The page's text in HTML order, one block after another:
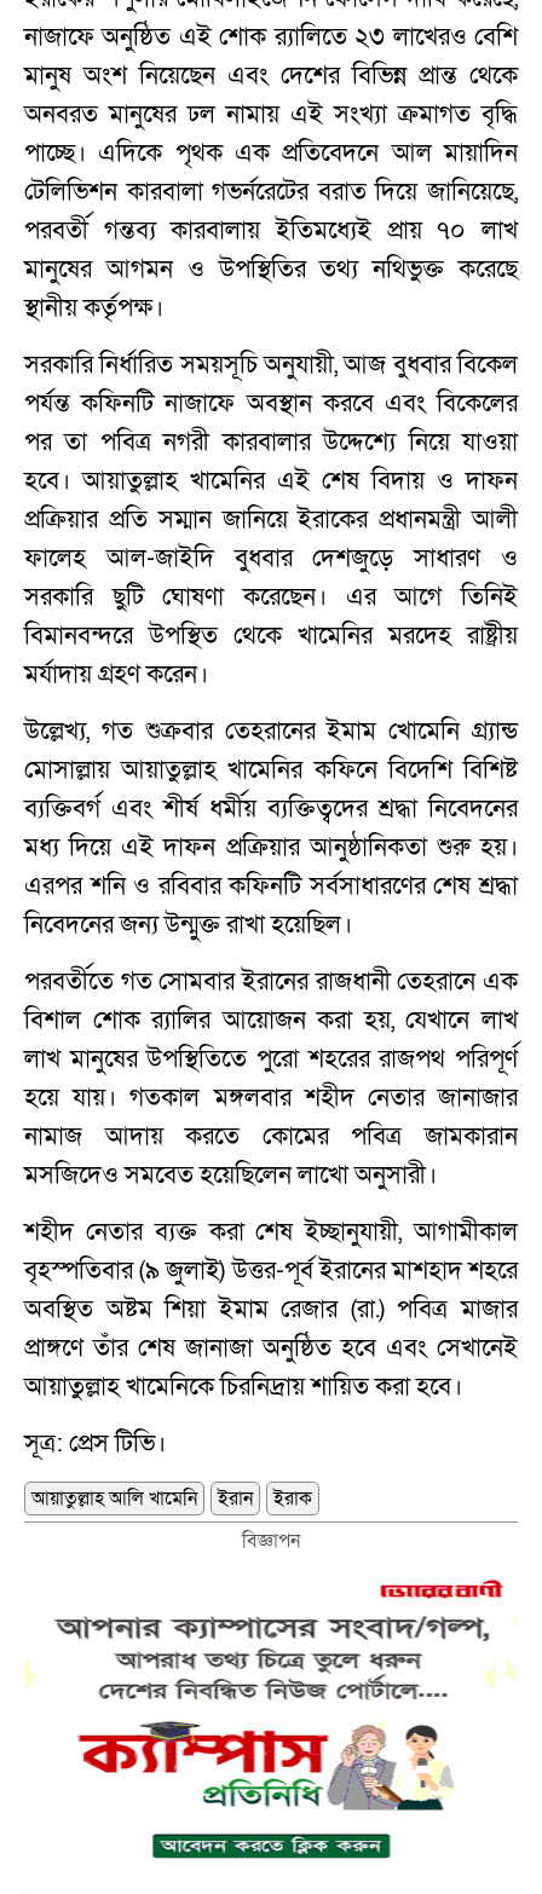
নাজাফে অনুষ্ঠিত এই শোক র‌্যালিতে ২৩ লাখেরও বেশি
মানুষ অংশ নিয়েছেন এবং দেশের বিভিন্ন প্রান্ত থেকে
অনবরত মানুষের ঢল নামায় এই সংখ্যা ক্রমাগত বৃদ্ধি
পাচ্ছে। এদিকে পৃথক এক প্রতিবেদনে আল মায়াদিন
টেলিভিশন কারবালা গভর্নরেটের বরাত দিয়ে জানিয়েছে,
পরবর্তী গন্তব্য কারবালায় ইতিমধ্যেই প্রায় ৭০ লাখ
মানুষের আগমন ও উপস্থিতির তথ্য নথিভুক্ত করেছে
স্থানীয় কর্তৃপক্ষ।
সরকারি নির্ধারিত সময়সূচি অনুযায়ী, আজ বুধবার বিকেল
পর্যন্ত কফিনটি নাজাফে অবস্থান করবে এবং বিকেলের
পর তা পবিত্র নগরী কারবালার উদ্দেশ্যে নিয়ে যাওয়া
হবে। আয়াতুল্লাহ খামেনির এই শেষ বিদায় ও দাফন
প্রক্রিয়ার প্রতি সম্মান জানিয়ে ইরাকের প্রধানমন্ত্রী আলী
ফালেহ আল-জাইদি বুধবার দেশজুড়ে সাধারণ ও
সরকারি ছুটি ঘোষণা করেছেন। এর আগে তিনিই
বিমানবন্দরে উপস্থিত থেকে খামেনির মরদেহ রাষ্ট্রীয়
মর্যাদায় গ্রহণ করেন।
উল্লেখ্য, গত শুক্রবার তেহরানের ইমাম খোমেনি গ্র্যান্ড
মোসাল্লায় আয়াতুল্লাহ খামেনির কফিনে বিদেশি বিশিষ্ট
ব্যক্তিবর্গ এবং শীর্ষ ধর্মীয় ব্যক্তিত্বদের শ্রদ্ধা নিবেদনের
মধ্য দিয়ে এই দাফন প্রক্রিয়ার আনুষ্ঠানিকতা শুরু হয়।
এরপর শনি ও রবিবার কফিনটি সর্বসাধারণের শেষ শ্রদ্ধা
নিবেদনের জন্য উন্মুক্ত রাখা হয়েছিল।
পরবর্তীতে গত সোমবার ইরানের রাজধানী তেহরানে এক
বিশাল শোক র‌্যালির আয়োজন করা হয়, যেখানে লাখ
লাখ মানুষের উপস্থিতিতে পুরো শহরের রাজপথ পরিপূর্ণ
হয়ে যায়। গতকাল মঙ্গলবার শহীদ নেতার জানাজার
নামাজ আদায় করতে কোমের পবিত্র জামকারান
মসজিদেও সমবেত হয়েছিলেন লাখো অনুসারী।
শহীদ নেতার ব্যক্ত করা শেষ ইচ্ছানুযায়ী, আগামীকাল
বৃহস্পতিবার (৯ জুলাই) উত্তর-পূর্ব ইরানের মাশহাদ শহরে
অবস্থিত অষ্টম শিয়া ইমাম রেজার (রা.) পবিত্র মাজার
প্রাঙ্গণে তাঁর শেষ জানাজা অনুষ্ঠিত হবে এবং সেখানেই
আয়াতুল্লাহ খামেনিকে চিরনিদ্রায় শায়িত করা হবে।
সূত্র: প্রেস টিভি।
আয়াতুল্লাহ আলি খামেনি ইরান
ইরাক
বিজ্ঞাপন